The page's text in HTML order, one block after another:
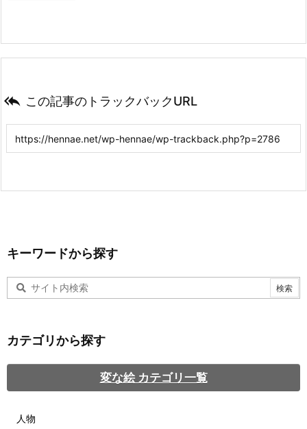
 この記事のトラックバックURL
キーワードから探す
カテゴリから探す
変な絵 カテゴリ一覧
人物